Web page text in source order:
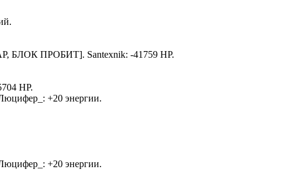
БЛОК ПРОБИТ]. Santexnik: -41759 HP.
HP.
: +20 энергии.
: +20 энергии.